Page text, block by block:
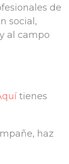
de
social,
al campo
tienes
haz